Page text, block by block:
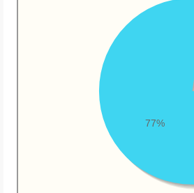
77%